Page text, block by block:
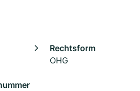
Rechtsform
OHG